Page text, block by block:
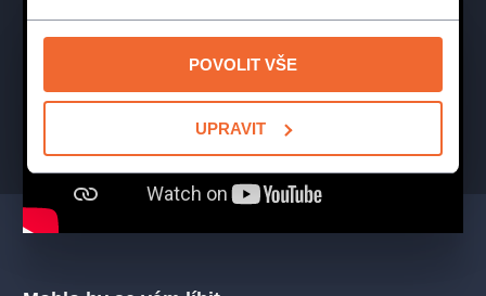
POVOLIT VŠE
UPRAVIT
Nikola HRKLOVÁ
Jan Řezníček